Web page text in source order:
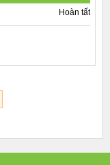
Hoàn tất